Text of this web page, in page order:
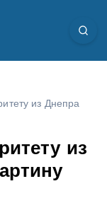
из Днепра
из